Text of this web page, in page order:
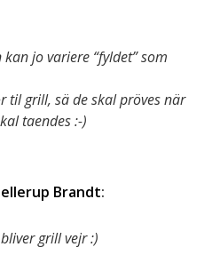
jo variere “fyldet” som
til grill, sä de skal pröves när
taendes :-)
Brandt:
grill vejr :)